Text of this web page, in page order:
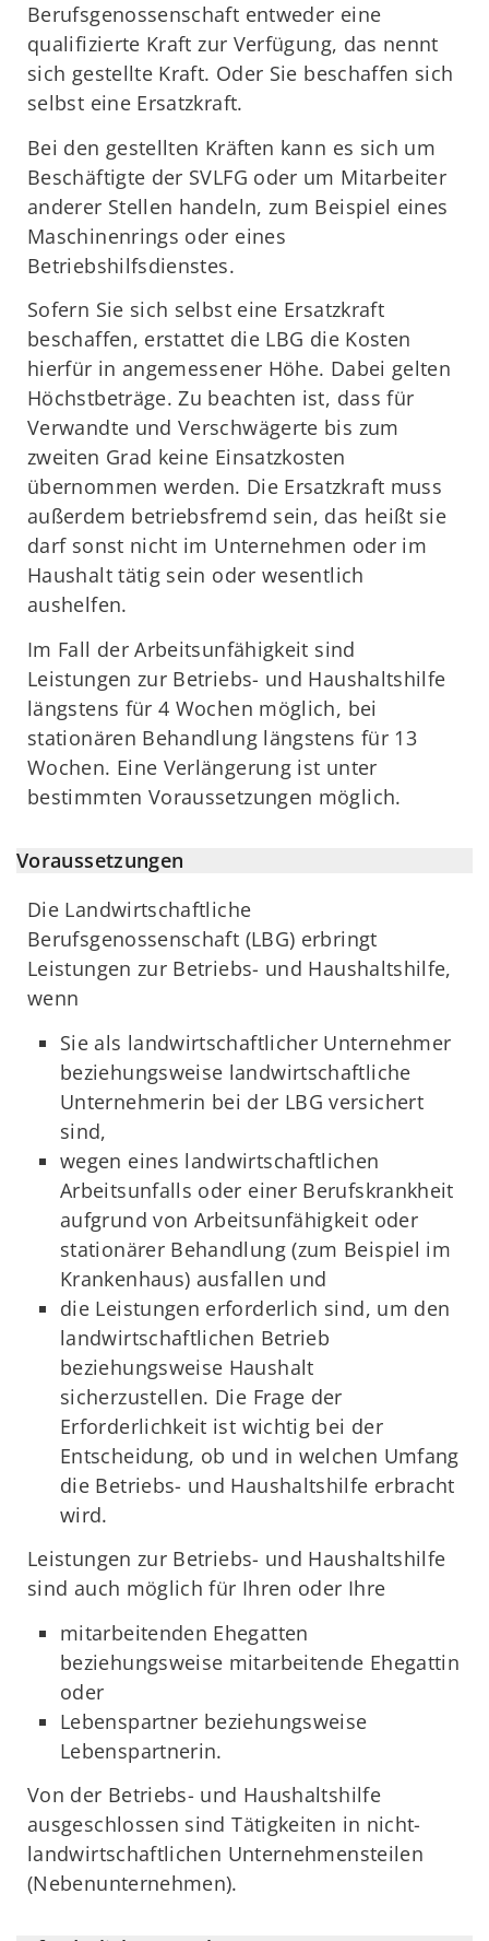
Berufsgenossenschaft entweder eine
qualifizierte Kraft zur Verfügung, das nennt
sich gestellte Kraft. Oder Sie beschaffen sich
selbst eine Ersatzkraft.
Bei den gestellten Kräften kann es sich um
Beschäftigte der SVLFG oder um Mitarbeiter
anderer Stellen handeln, zum Beispiel eines
Maschinenrings oder eines
Betriebshilfsdienstes.
Sofern Sie sich selbst eine Ersatzkraft
beschaffen, erstattet die LBG die Kosten
hierfür in angemessener Höhe. Dabei gelten
Höchstbeträge. Zu beachten ist, dass für
Verwandte und Verschwägerte bis zum
zweiten Grad keine Einsatzkosten
übernommen werden. Die Ersatzkraft muss
außerdem betriebsfremd sein, das heißt sie
darf sonst nicht im Unternehmen oder im
Haushalt tätig sein oder wesentlich
aushelfen.
Im Fall der Arbeitsunfähigkeit sind
Leistungen zur Betriebs- und Haushaltshilfe
längstens für 4 Wochen möglich, bei
stationären Behandlung längstens für 13
Wochen. Eine Verlängerung ist unter
bestimmten Voraussetzungen möglich.
Voraussetzungen
Die Landwirtschaftliche
Berufsgenossenschaft (LBG) erbringt
Leistungen zur Betriebs- und Haushaltshilfe,
wenn
Sie als landwirtschaftlicher Unternehmer
beziehungsweise landwirtschaftliche
Unternehmerin bei der LBG versichert
sind,
wegen eines landwirtschaftlichen
Arbeitsunfalls oder einer Berufskrankheit
aufgrund von Arbeitsunfähigkeit oder
stationärer Behandlung (zum Beispiel im
Krankenhaus) ausfallen und
die Leistungen erforderlich sind, um den
landwirtschaftlichen Betrieb
beziehungsweise Haushalt
sicherzustellen. Die Frage der
Erforderlichkeit ist wichtig bei der
Entscheidung, ob und in welchen Umfang
die Betriebs- und Haushaltshilfe erbracht
wird.
Leistungen zur Betriebs- und Haushaltshilfe
sind auch möglich für Ihren oder Ihre
mitarbeitenden Ehegatten
beziehungsweise mitarbeitende Ehegattin
oder
Lebenspartner beziehungsweise
Lebenspartnerin.
Von der Betriebs- und Haushaltshilfe
ausgeschlossen sind Tätigkeiten in nicht-
landwirtschaftlichen Unternehmensteilen
(Nebenunternehmen).